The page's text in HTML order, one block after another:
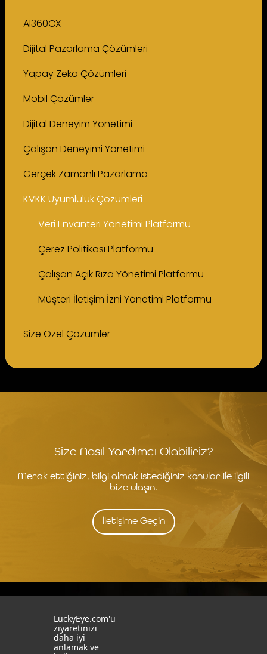
AI360CX
Dijital Pazarlama Çözümleri
Yapay Zeka Çözümleri
Mobil Çözümler
Dijital Deneyim Yönetimi
Çalışan Deneyimi Yönetimi
Gerçek Zamanlı Pazarlama
KVKK Uyumluluk Çözümleri
Veri Envanteri Yönetimi Platformu
Çerez Politikası Platformu
Çalışan Açık Rıza Yönetimi Platformu
Müşteri İletişim İzni Yönetimi Platformu
Size Özel Çözümler
Size Nasıl Yardımcı Olabiliriz?
Merak ettiğiniz, bilgi almak istediğiniz konular ile ilgili
bize ulaşın.
İletişime Geçin
19 Mayıs Mah. Turaboğlu Sok.
Hamdiye Yazgan İş Merkezi
LuckyEye.com'u
ziyaretinizi
daha iyi
anlamak ve